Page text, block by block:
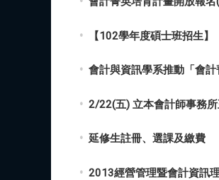
【102學年度碩士班招生】
會計與資訊學系推動「會
2/22(五) 立本會計師事務
延修生註冊、選課及繳費‏
2013經營管理暨會計資訊